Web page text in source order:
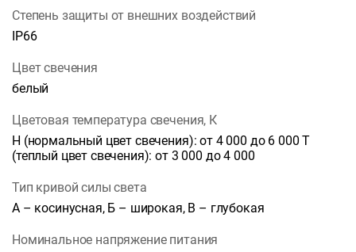
Степень защиты от внешних воздействий
IP66
Цвет свечения
белый
Цветовая температура свечения, К
Н (нормальный цвет свечения): от 4 000 до 6 000 Т
(теплый цвет свечения): от 3 000 до 4 000
Тип кривой силы света
А – косинусная, Б – широкая, В – глубокая
Номинальное напряжение питания